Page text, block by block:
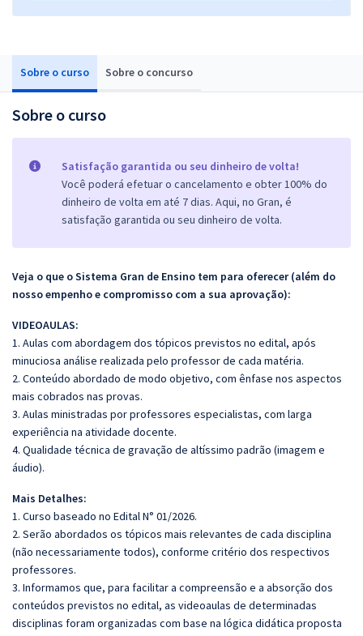
Sobre o curso Sobre o concurso
Sobre o curso
Satisfação garantida ou seu dinheiro de volta!
Você poderá efetuar o cancelamento e obter 100% do
dinheiro de volta em até 7 dias. Aqui, no Gran, é
satisfação garantida ou seu dinheiro de volta.
Veja o que o Sistema Gran de Ensino tem para oferecer (além do
nosso empenho e compromisso com a sua aprovação):
VIDEOAULAS:
1. Aulas com abordagem dos tópicos previstos no edital, após
minuciosa análise realizada pelo professor de cada matéria.
2. Conteúdo abordado de modo objetivo, com ênfase nos aspectos
mais cobrados nas provas.
3. Aulas ministradas por professores especialistas, com larga
experiência na atividade docente.
4. Qualidade técnica de gravação de altíssimo padrão (imagem e
áudio).
Mais Detalhes:
1. Curso baseado no Edital N° 01/2026.
2. Serão abordados os tópicos mais relevantes de cada disciplina
(não necessariamente todos), conforme critério dos respectivos
professores.
3. Informamos que, para facilitar a compreensão e a absorção dos
conteúdos previstos no edital, as videoaulas de determinadas
disciplinas foram organizadas com base na lógica didática proposta